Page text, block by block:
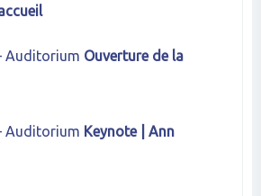
Auditorium Ouverture de la
Auditorium Keynote | Ann